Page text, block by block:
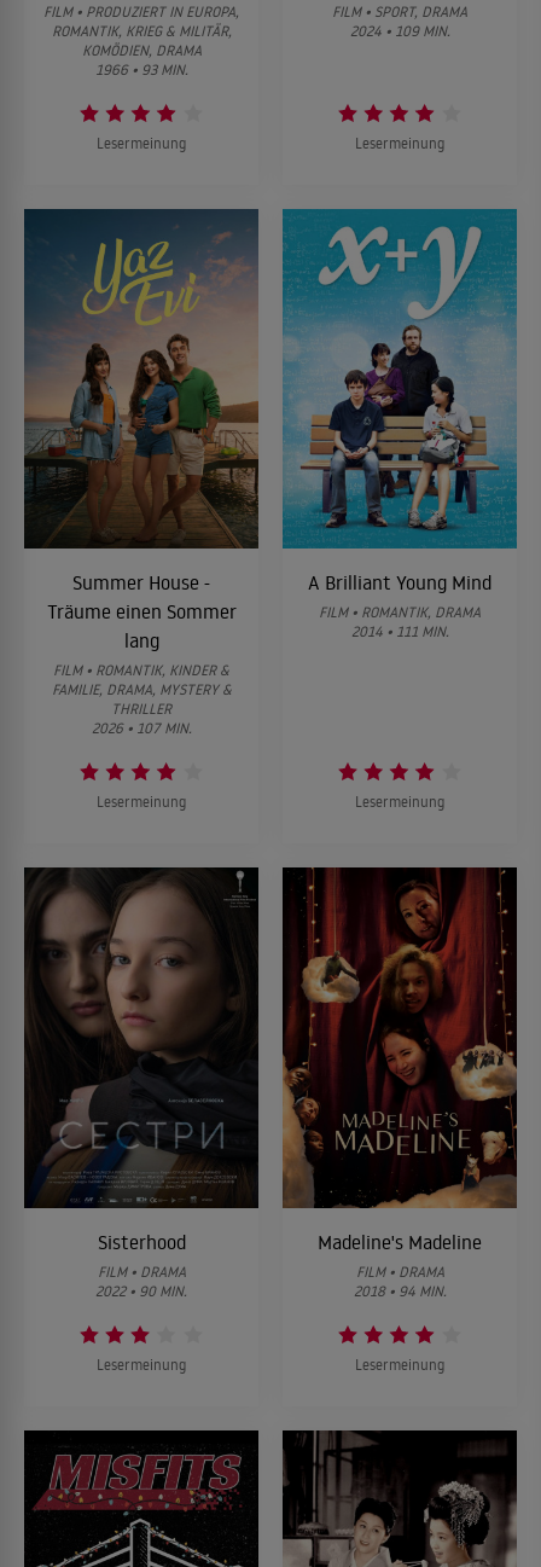
FILM • PRODUZIERT IN EUROPA,
ROMANTIK, KRIEG & MILITÄR,
KOMÖDIEN, DRAMA
1966 • 93 MIN.
Lesermeinung
FILM • SPORT, DRAMA
2024 • 109 MIN.
Lesermeinung
Summer House -
Träume einen Sommer
lang
FILM • ROMANTIK, KINDER &
FAMILIE, DRAMA, MYSTERY &
THRILLER
2026 • 107 MIN.
Lesermeinung
A Brilliant Young Mind
FILM • ROMANTIK, DRAMA
2014 • 111 MIN.
Lesermeinung
Sisterhood
FILM • DRAMA
2022 • 90 MIN.
Lesermeinung
Madeline's Madeline
FILM • DRAMA
2018 • 94 MIN.
Lesermeinung